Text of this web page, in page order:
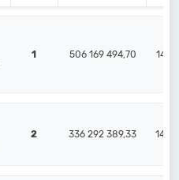
1 506 169 494,70 149
2 336 292 389,33 149